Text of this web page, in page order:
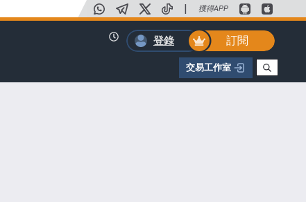
| 獲得APP
登錄
訂閱
交易工作室